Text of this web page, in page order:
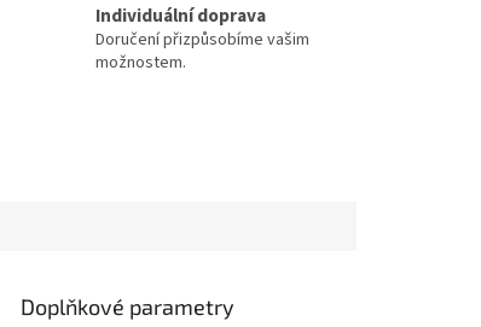
Individuální doprava
Doručení přizpůsobíme vašim
možnostem.
Doplňkové parametry